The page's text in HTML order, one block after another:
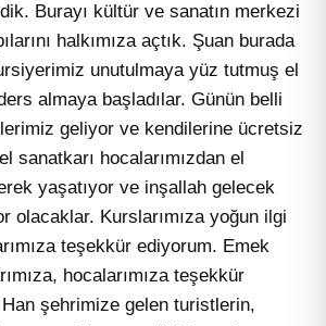
Burayı kültür ve sanatın merkezi
halkımıza açtık. Şuan burada
unutulmaya yüz tutmuş el
almaya başladılar. Günün belli
geliyor ve kendilerine ücretsiz
sanatkarı hocalarımızdan el
yaşatıyor ve inşallah gelecek
olacaklar. Kurslarımıza yoğun ilgi
teşekkür ediyorum. Emek
hocalarımıza teşekkür
şehrimize gelen turistlerin,